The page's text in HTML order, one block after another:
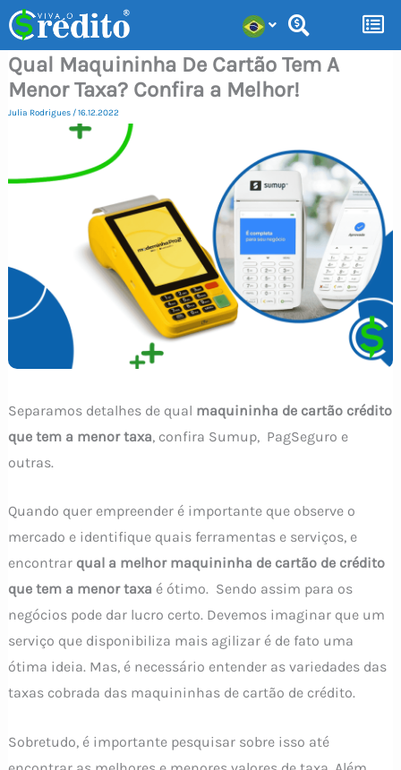
para
conteúdo
Qual Maquininha De Cartão Tem A
Menor Taxa? Confira a Melhor!
Julia Rodrigues /16.12.2022
Separamos detalhes de qual maquininha de cartão crédito
que tem a menor taxa, confira Sumup, PagSeguro e
outras.
Quando quer empreender é importante que observe o
mercado e identifique quais ferramentas e serviços, e
encontrar qual a melhor maquininha de cartão de crédito
que tem a menor taxa é ótimo. Sendo assim para os
negócios pode dar lucro certo. Devemos imaginar que um
serviço que disponibiliza mais agilizar é de fato uma
ótima ideia. Mas, é necessário entender as variedades das
taxas cobrada das maquininhas de cartão de crédito.
Sobretudo, é importante pesquisar sobre isso até